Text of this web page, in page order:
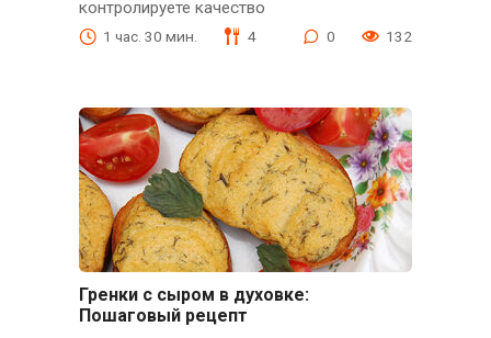
контролируете качество
1 час. 30 мин. 4 0 132
Гренки с сыром в духовке:
Пошаговый рецепт